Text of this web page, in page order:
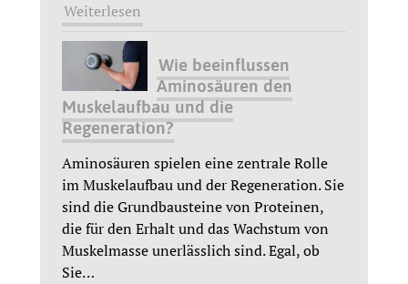
Weiterlesen
Wie beeinflussen
Aminosäuren den
Muskelaufbau und die
Regeneration?
Aminosäuren spielen eine zentrale Rolle
im Muskelaufbau und der Regeneration. Sie
sind die Grundbausteine von Proteinen,
die für den Erhalt und das Wachstum von
Muskelmasse unerlässlich sind. Egal, ob
Sie…